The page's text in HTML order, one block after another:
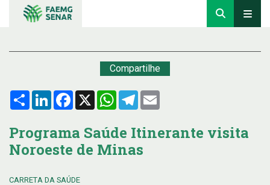
Compartilhe
Compartilhar
LinkedInFacebook
X WhatsApp
Telegram
Programa Saúde Itinerante visita
Noroeste de Minas
CARRETA DA SAÚDE